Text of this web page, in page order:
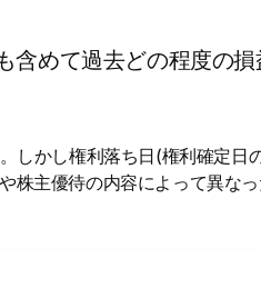
含めて過去どの程度の
かし権利落ち日(権利確定日
株主優待の内容によって異な